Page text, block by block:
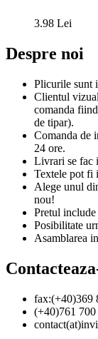
3.98 Lei
Despre noi
Plicurile sunt
Clientul
comanda
de tipar).
Comanda de
24 ore.
Livrari se fac
Textele pot fi
Alege unul
nou!
Pretul
Posibilitate
Asamblarea
fax:(+40)369
(+40)761 700